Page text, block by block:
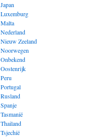
Japan
Luxemburg
Malta
Nederland
Nieuw Zeeland
Noorwegen
Onbekend
Oostenrijk
Peru
Portugal
Rusland
Spanje
Tasmanië
Thailand
Tsjechië